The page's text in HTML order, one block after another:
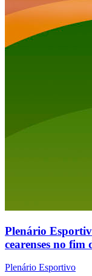
Plenário
cearenses no fim
Plenário Esportivo